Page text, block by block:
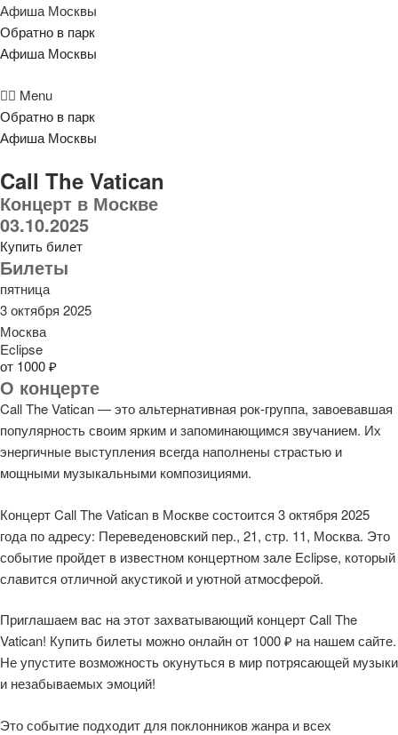
Афиша Москвы
Обратно в парк
Афиша Москвы
Menu
Обратно в парк
Афиша Москвы
Call The Vatican
Концерт в Москве
03.10.2025
Купить билет
Билеты
пятница
3 октября 2025
Москва
Eclipse
от 1000 ₽
О концерте
Call The Vatican — это альтернативная рок-группа, завоевавшая
популярность своим ярким и запоминающимся звучанием. Их
энергичные выступления всегда наполнены страстью и
мощными музыкальными композициями.
Концерт Call The Vatican в Москве состоится 3 октября 2025
года по адресу: Переведеновский пер., 21, стр. 11, Москва. Это
событие пройдет в известном концертном зале Eclipse, который
славится отличной акустикой и уютной атмосферой.
Приглашаем вас на этот захватывающий концерт Call The
Vatican! Купить билеты можно онлайн от 1000 ₽ на нашем сайте.
Не упустите возможность окунуться в мир потрясающей музыки
и незабываемых эмоций!
Это событие подходит для поклонников жанра и всех